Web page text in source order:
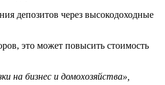
депозитов через высокодоходные
это может повысить стоимость
на бизнес и домохозяйства»,